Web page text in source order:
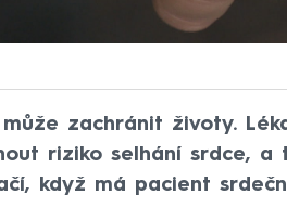
zachránit životy.
riziko selhání srdce, a
když má pacient